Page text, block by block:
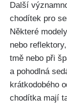
Další
chodítek pro
Některé
nebo
tmě nebo při
a pohodlná
krátkodobého
chodítka mají